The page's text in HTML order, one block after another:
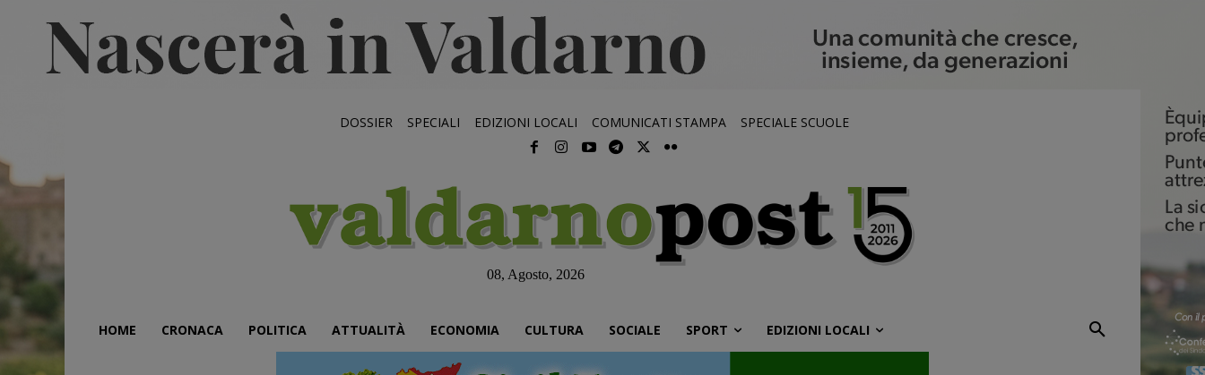
DOSSIER SPECIALI EDIZIONI LOCALI COMUNICATI STAMPA SPECIALE SCUOLE
08, Agosto, 2026
HOME CRONACA POLITICA ATTUALITÀ ECONOMIA CULTURA SOCIALE SPORT EDIZIONI LOCALI